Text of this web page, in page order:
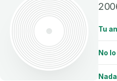
Tu
No